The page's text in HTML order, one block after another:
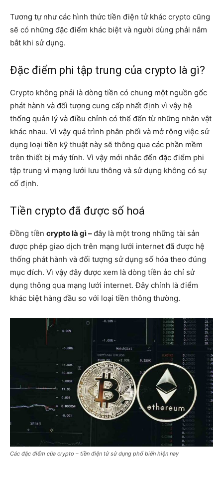
Tương tự như các hình thức tiền điện tử khác crypto cũng
sẽ có những đặc điểm khác biệt và người dùng phải nắm
bắt khi sử dụng.
Đặc điểm phi tập trung của crypto là gì?
Crypto không phải là dòng tiền có chung một nguồn gốc
phát hành và đối tượng cung cấp nhất định vì vậy hệ
thống quản lý và điều chỉnh có thể đến từ những nhân vật
khác nhau. Vì vậy quá trình phân phối và mở rộng việc sử
dụng loại tiền kỹ thuật này sẽ thông qua các phần mềm
trên thiết bị máy tính. Vì vậy mới nhắc đến đặc điểm phi
tập trung vì mạng lưới lưu thông và sử dụng không có sự
cố định.
Tiền crypto đã được số hoá
Đồng tiền crypto là gì –đây là một trong những tài sản
được phép giao dịch trên mạng lưới internet đã được hệ
thống phát hành và đối tượng sử dụng số hóa theo đúng
mục đích. Vì vậy đây được xem là dòng tiền ảo chỉ sử
dụng thông qua mạng lưới internet. Đây chính là điểm
khác biệt hàng đầu so với loại tiền thông thường.
Các đặc điểm của crypto – tiền điện tử sử dụng phổ biến hiện nay